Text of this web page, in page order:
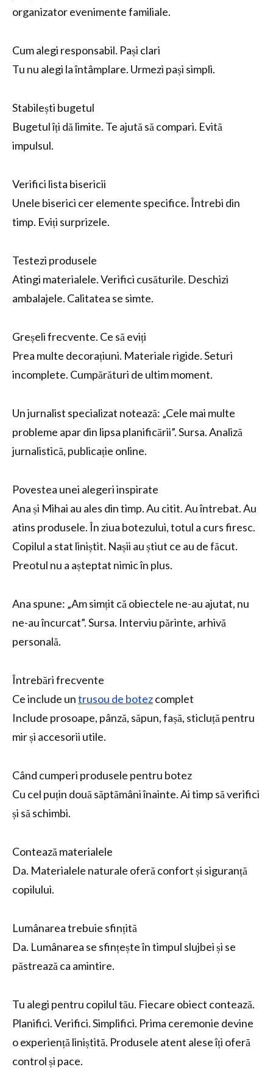
organizator evenimente familiale.
Cum alegi responsabil. Pași clari
Tu nu alegi la întâmplare. Urmezi pași simpli.
Stabilești bugetul
Bugetul îți dă limite. Te ajută să compari. Evită
impulsul.
Verifici lista bisericii
Unele biserici cer elemente specifice. Întrebi din
timp. Eviți surprizele.
Testezi produsele
Atingi materialele. Verifici cusăturile. Deschizi
ambalajele. Calitatea se simte.
Greșeli frecvente. Ce să eviți
Prea multe decorațiuni. Materiale rigide. Seturi
incomplete. Cumpărături de ultim moment.
Un jurnalist specializat notează: „Cele mai multe
probleme apar din lipsa planificării”. Sursa. Analiză
jurnalistică, publicație online.
Povestea unei alegeri inspirate
Ana și Mihai au ales din timp. Au citit. Au întrebat. Au
atins produsele. În ziua botezului, totul a curs firesc.
Copilul a stat liniștit. Nașii au știut ce au de făcut.
Preotul nu a așteptat nimic în plus.
Ana spune: „Am simțit că obiectele ne-au ajutat, nu
ne-au încurcat”. Sursa. Interviu părinte, arhivă
personală.
Întrebări frecvente
Ce include untrusou de botezcomplet
Include prosoape, pânză, săpun, fașă, sticluță pentru
mir și accesorii utile.
Când cumperi produsele pentru botez
Cu cel puțin două săptămâni înainte. Ai timp să verifici
și să schimbi.
Contează materialele
Da. Materialele naturale oferă confort și siguranță
copilului.
Lumânarea trebuie sfințită
Da. Lumânarea se sfințește în timpul slujbei și se
păstrează ca amintire.
Tu alegi pentru copilul tău. Fiecare obiect contează.
Planifici. Verifici. Simplifici. Prima ceremonie devine
o experiență liniștită. Produsele atent alese îți oferă
control și pace.